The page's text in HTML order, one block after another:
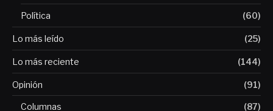
Política (60)
Lo más leído (25)
Lo más reciente (144)
Opinión (91)
Columnas (87)